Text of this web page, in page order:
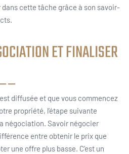
cette tâche grâce à son savoir-
ET FINALISER
diffusée et que vous commencez
propriété, l’étape suivante
négociation. Savoir négocier
entre obtenir le prix que
une offre plus basse. C’est un